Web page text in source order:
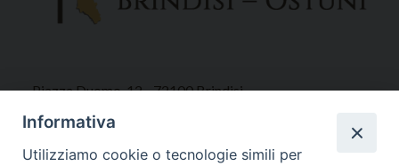
Piazza Duomo, 12 - 72100 Brindisi
Tel 0831.521958
Fax 0831.528315
Informativa
Utilizziamo cookie o tecnologie simili per